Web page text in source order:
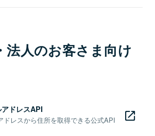
法人のお客さま向け
ドレスAPI
ドレスから住所を取得できる公式API